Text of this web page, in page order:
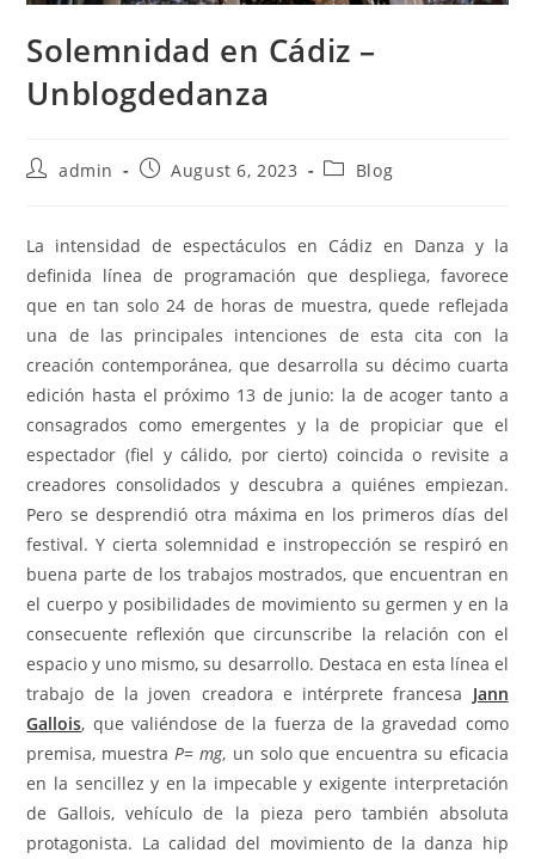
Solemnidad en Cádiz –
Unblogdedanza
Postadmin
PostAugust 6, 2023
PostBlog
La intensidad de espectáculos en Cádiz en Danza y la
definida línea de programación que despliega, favorece
que en tan solo 24 de horas de muestra, quede reflejada
una de las principales intenciones de esta cita con la
creación contemporánea, que desarrolla su décimo cuarta
edición hasta el próximo 13 de junio: la de acoger tanto a
consagrados como emergentes y la de propiciar que el
espectador (fiel y cálido, por cierto) coincida o revisite a
creadores consolidados y descubra a quiénes empiezan.
Pero se desprendió otra máxima en los primeros días del
festival. Y cierta solemnidad e instropección se respiró en
buena parte de los trabajos mostrados, que encuentran en
el cuerpo y posibilidades de movimiento su germen y en la
consecuente reflexión que circunscribe la relación con el
espacio y uno mismo, su desarrollo. Destaca en esta línea el
trabajo de la joven creadora e intérprete francesa Jann
Gallois, que valiéndose de la fuerza de la gravedad como
premisa, muestra P= mg, un solo que encuentra su eficacia
en la sencillez y en la impecable y exigente interpretación
de Gallois, vehículo de la pieza pero también absoluta
protagonista. La calidad del movimiento de la danza hip